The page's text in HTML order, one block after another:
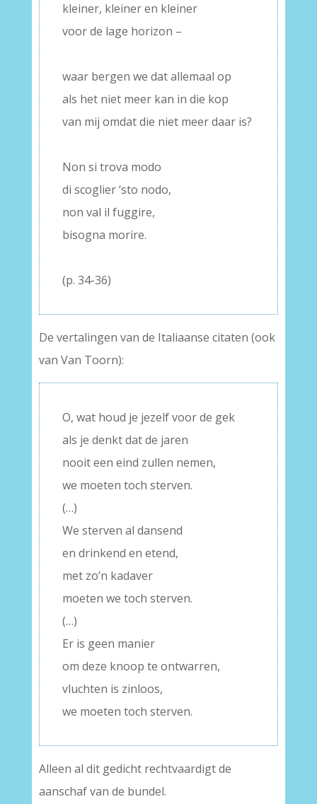
kleiner, kleiner en kleiner
voor de lage horizon –
waar bergen we dat allemaal op
als het niet meer kan in die kop
van mij omdat die niet meer daar is?
Non si trova modo
di scoglier ‘sto nodo,
non val il fuggire,
bisogna morire.
(p. 34-36)
De vertalingen van de Italiaanse citaten (ook
van Van Toorn):
O, wat houd je jezelf voor de gek
als je denkt dat de jaren
nooit een eind zullen nemen,
we moeten toch sterven.
(…)
We sterven al dansend
en drinkend en etend,
met zo’n kadaver
moeten we toch sterven.
(…)
Er is geen manier
om deze knoop te ontwarren,
vluchten is zinloos,
we moeten toch sterven.
Alleen al dit gedicht rechtvaardigt de
aanschaf van de bundel.